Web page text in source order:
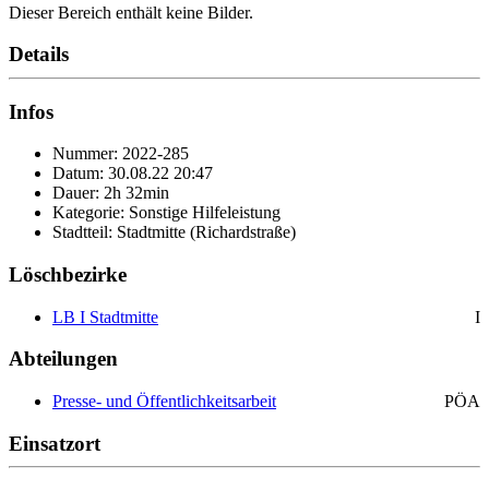
Dieser Bereich enthält keine Bilder.
Details
Infos
Nummer: 2022-285
Datum: 30.08.22 20:47
Dauer: 2h 32min
Kategorie: Sonstige Hilfeleistung
Stadtteil: Stadtmitte (Richardstraße)
Löschbezirke
LB I Stadtmitte I
Abteilungen
Presse- und Öffentlichkeitsarbeit PÖA
Einsatzort